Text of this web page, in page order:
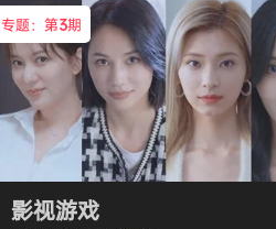
专题：第3期
影视游戏